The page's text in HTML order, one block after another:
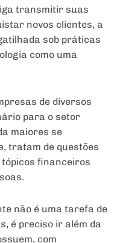
transmitir suas
novos clientes, a
sob práticas
como uma
de diversos
para o setor
maiores se
tratam de questões
financeiros
não é uma tarefa de
, é preciso ir além da
com